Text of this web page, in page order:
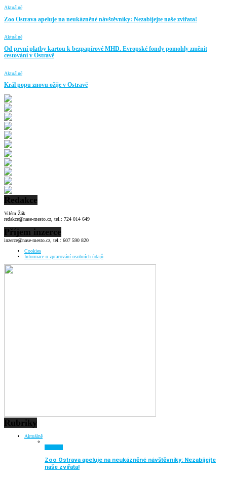
Aktuálně
Zoo Ostrava apeluje na neukázněné návštěvníky: Nezabíjejte naše zvířata!
Aktuálně
Od první platby kartou k bezpapírové MHD. Evropské fondy pomohly změnit
cestování v Ostravě
Aktuálně
Král popu znovu ožije v Ostravě
Redakce
Vilém Žák
redakce@nase-mesto.cz, tel.: 724 014 649
Příjem inzerce
inzerce@nase-mesto.cz, tel.: 607 590 820
Cookies
Informace o zpracování osobních údajů
Rubriky
Aktuálně
Zoo Ostrava apeluje na neukázněné návštěvníky: Nezabíjejte
naše zvířata!